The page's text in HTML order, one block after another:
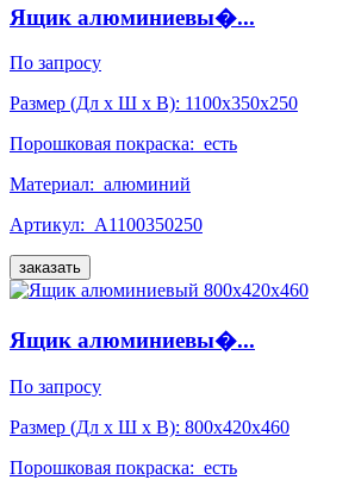
Ящик алюминиевы�...
По запросу
Размер (Дл x Ш x В): 1100x350x250
Порошковая покраска: есть
Материал: алюминий
Артикул: А1100350250
заказать
Ящик алюминиевы�...
По запросу
Размер (Дл x Ш x В): 800x420x460
Порошковая покраска: есть